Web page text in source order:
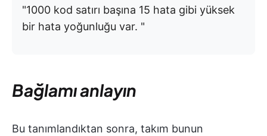
"1000 kod satırı başına 15 hata gibi yüksek
bir hata yoğunluğu var. "
Bağlamı anlayın
Bu tanımlandıktan sonra, takım bunun